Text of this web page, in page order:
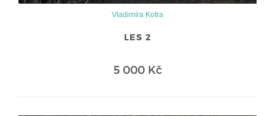
Vladimíra Kotra
LES 2
5 000 Kč